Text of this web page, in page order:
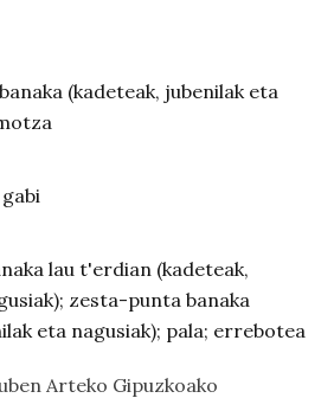
(kadeteak, jubenilak eta
lau t'erdian (kadeteak,
zesta-punta banaka
eta nagusiak); pala; errebotea
Arteko Gipuzkoako